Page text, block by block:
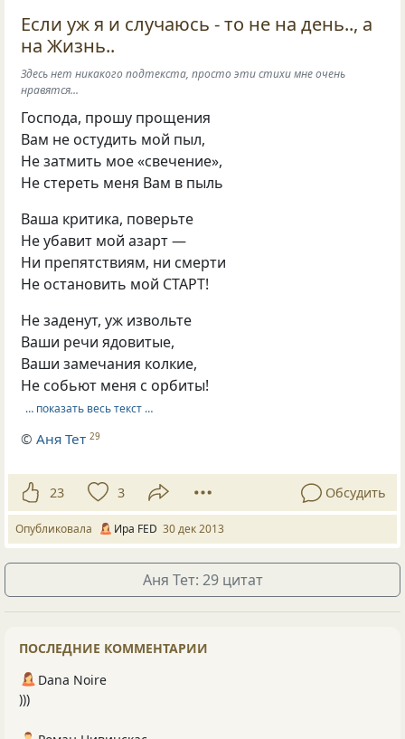
Если уж я и случаюсь - то не на день.., а
на Жизнь..
Здесь нет никакого подтекста, просто эти стихи мне очень
нравятся...
Господа, прошу прощения
Вам не остудить мой пыл,
Не затмить мое «свечение»,
Не стереть меня Вам в пыль
Ваша критика, поверьте
Не убавит мой азарт —
Ни препятствиям, ни смерти
Не остановить мой СТАРТ!
Не заденут, уж извольте
Ваши речи ядовитые,
Ваши замечания колкие,
Не собьют меня с орбиты!
… показать весь текст …
©Аня Тет 29
23 3 Обсудить
Опубликовала Ира FED 30 дек 2013
Аня Тет: 29 цитат
ПОСЛЕДНИЕ КОММЕНТАРИИ
Dana Noire
)))